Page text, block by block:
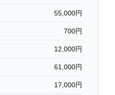
55,000円
700円
12,000円
61,000円
17,000円